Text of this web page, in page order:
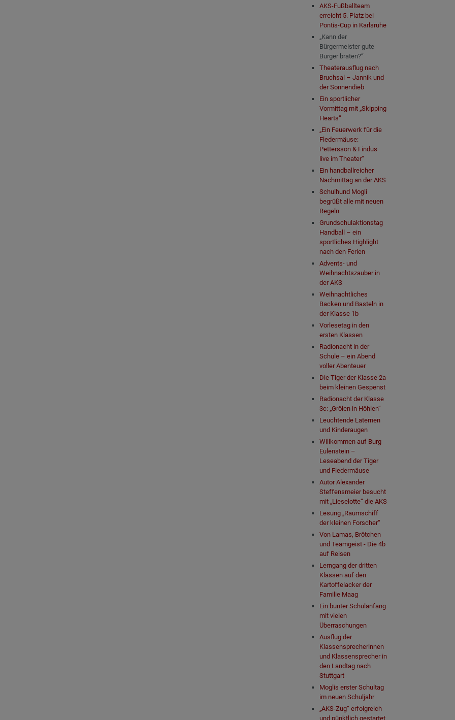
AKS-Fußballteam
erreicht 5. Platz bei
Pontis-Cup in Karlsruhe
„Kann der
Bürgermeister gute
Burger braten?“
Theaterausflug nach
Bruchsal – Jannik und
der Sonnendieb
Ein sportlicher
Vormittag mit „Skipping
Hearts“
„Ein Feuerwerk für die
Fledermäuse:
Pettersson & Findus
live im Theater“
Ein handballreicher
Nachmittag an der AKS
Schulhund Mogli
begrüßt alle mit neuen
Regeln
Grundschulaktionstag
Handball – ein
sportliches Highlight
nach den Ferien
Advents- und
Weihnachtszauber in
der AKS
Weihnachtliches
Backen und Basteln in
der Klasse 1b
Vorlesetag in den
ersten Klassen
Radionacht in der
Schule – ein Abend
voller Abenteuer
Die Tiger der Klasse 2a
beim kleinen Gespenst
Radionacht der Klasse
3c: „Grölen in Höhlen“
Leuchtende Laternen
und Kinderaugen
Willkommen auf Burg
Eulenstein –
Leseabend der Tiger
und Fledermäuse
Autor Alexander
Steffensmeier besucht
mit „Lieselotte“ die AKS
Lesung „Raumschiff
der kleinen Forscher“
Von Lamas, Brötchen
und Teamgeist - Die 4b
auf Reisen
Lerngang der dritten
Klassen auf den
Kartoffelacker der
Familie Maag
Ein bunter Schulanfang
mit vielen
Überraschungen
Ausflug der
Klassensprecherinnen
und Klassensprecher in
den Landtag nach
Stuttgart
Moglis erster Schultag
im neuen Schuljahr
„AKS-Zug“ erfolgreich
und pünktlich gestartet